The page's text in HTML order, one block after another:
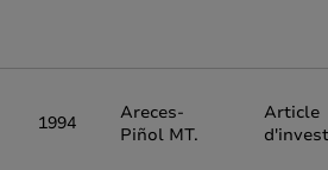
1994
Areces-
Piñol MT.
Article